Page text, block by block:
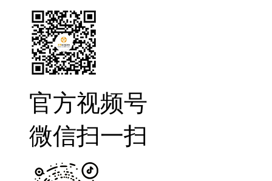
官方视频号
微信扫一扫